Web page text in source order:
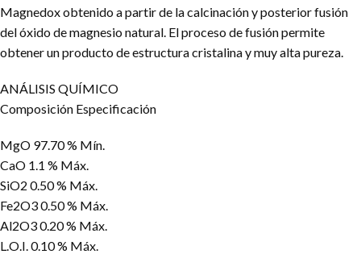
Magnedox obtenido a partir de la calcinación y posterior fusión
del óxido de magnesio natural. El proceso de fusión permite
obtener un producto de estructura cristalina y muy alta pureza.
ANÁLISIS QUÍMICO
Composición Especificación
MgO 97.70 % Mín.
CaO 1.1 % Máx.
SiO2 0.50 % Máx.
Fe2O3 0.50 % Máx.
Al2O3 0.20 % Máx.
L.O.I. 0.10 % Máx.